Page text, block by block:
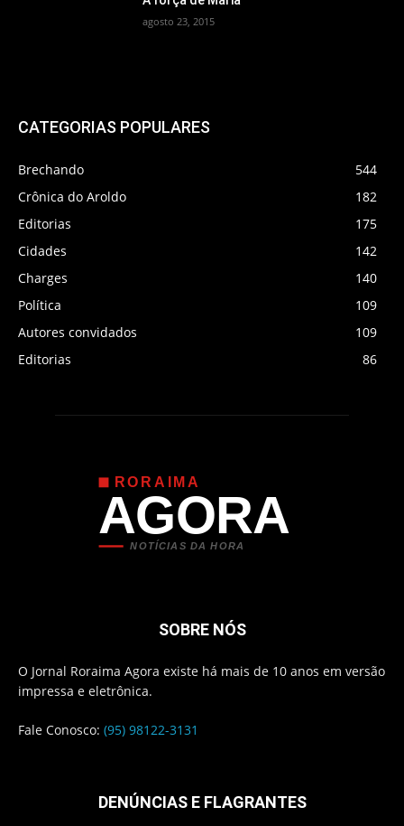
agosto 23, 2015
CATEGORIAS POPULARES
Brechando
544
Crônica do Aroldo
182
Editorias
175
Cidades
142
Charges
140
Política
109
Autores convidados
109
Editorias
86
RORAIMA
AGORA
NOTÍCIAS DA HORA
SOBRE NÓS
O Jornal Roraima Agora existe há mais de 10 anos em versão
impressa e eletrônica.
Fale Conosco: (95) 98122-3131
DENÚNCIAS E FLAGRANTES